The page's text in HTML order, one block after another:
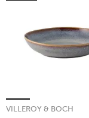
VILLEROY & BOCH